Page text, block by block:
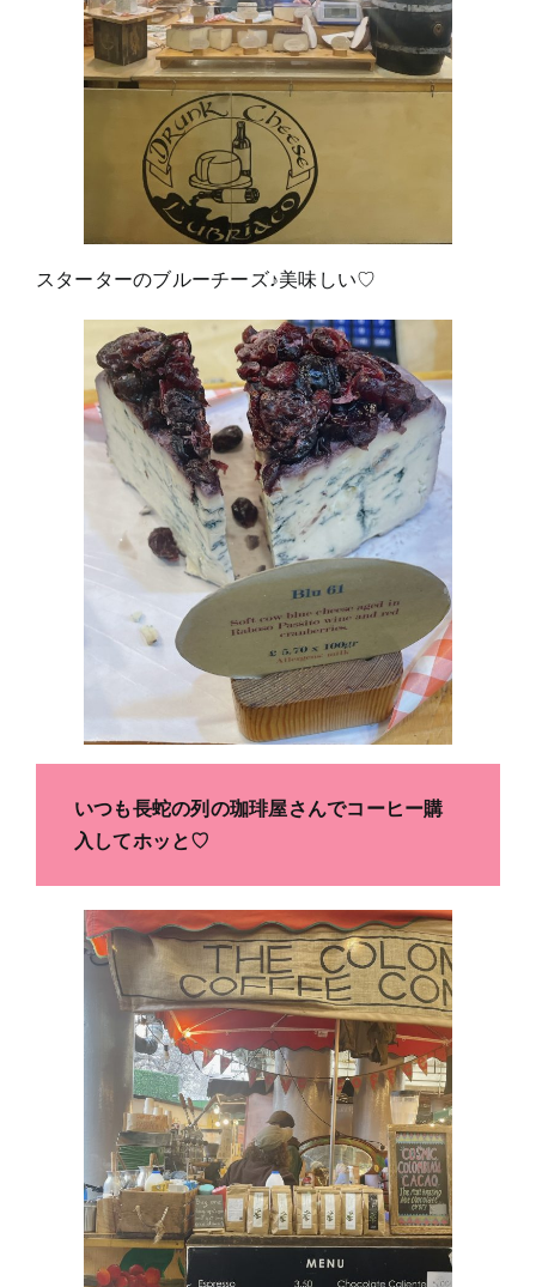
スターターのブルーチーズ♪美味しい♡
いつも長蛇の列の珈琲屋さんでコーヒー購
入してホッと♡